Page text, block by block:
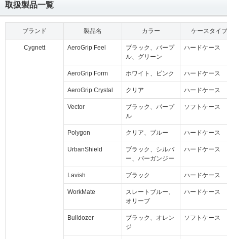
取扱製品一覧
ブランド 製品名 カラー ケースタイプ
Cygnett AeroGrip Feel
ブラック、パープ
ル、グリーン
ハードケース
AeroGrip Form ホワイト、ピンク ハードケース
AeroGrip Crystal クリア ハードケース
Vector
ブラック、パープ
ル
ソフトケース
Polygon クリア、ブルー ハードケース
UrbanShield
ブラック、シルバ
ー、バーガンジー
ハードケース
Lavish ブラック ハードケース
WorkMate
スレートブルー、
オリーブ
ハードケース
Bulldozer
ブラック、オレン
ジ
ソフトケース